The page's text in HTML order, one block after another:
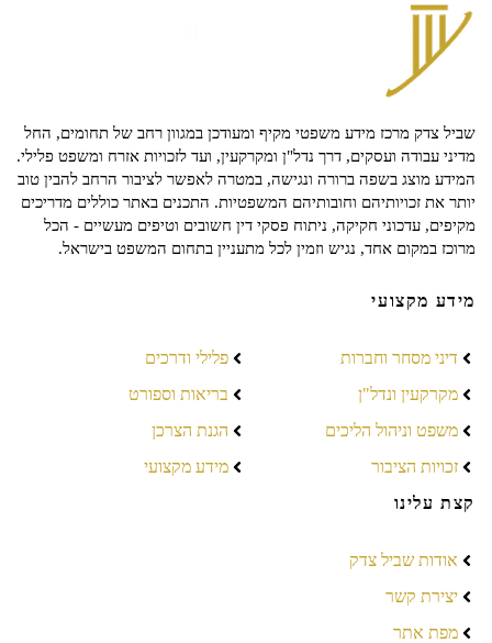
שביל צדק מרכז מידע משפטי מקיף ומעודכן במגוון רחב של תחומים, החל
מדיני עבודה ועסקים, דרך נדל"ן ומקרקעין, ועד לזכויות אזרח ומשפט פלילי.
המידע מוצג בשפה ברורה ונגישה, במטרה לאפשר לציבור הרחב להבין טוב
יותר את זכויותיהם וחובותיהם המשפטיות. התכנים באתר כוללים מדריכים
מקיפים, עדכוני חקיקה, ניתוח פסקי דין חשובים וטיפים מעשיים - הכל
מרוכז במקום אחד, נגיש וזמין לכל מתעניין בתחום המשפט בישראל.
מידע מקצועי
דיני מסחר וחברות
מקרקעין ונדל"ן
משפט וניהול הליכים
זכויות הציבור
פלילי ודרכים
בריאות וספורט
הגנת הצרכן
מידע מקצועי
קצת עלינו
אודות שביל צדק
יצירת קשר
מפת אתר